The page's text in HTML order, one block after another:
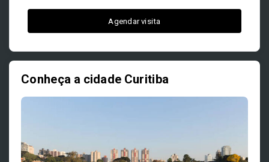
Agendar visita
Conheça a cidade Curitiba